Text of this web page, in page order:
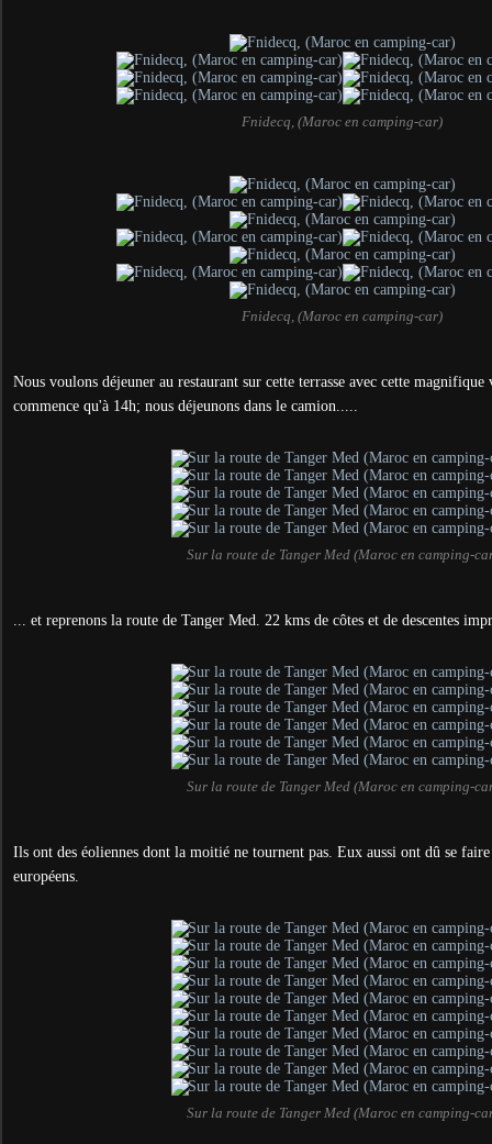
Fnidecq, (Maroc en camping-car)
Fnidecq, (Maroc en camping-car)
Nous voulons déjeuner au restaurant sur cette terrasse avec cette magnifique
commence qu'à 14h; nous déjeunons dans le camion.....
Sur la route de Tanger Med (Maroc en camping-
... et reprenons la route de Tanger Med. 22 kms de côtes et de descentes
Sur la route de Tanger Med (Maroc en camping-
Ils ont des éoliennes dont la moitié ne tournent pas. Eux aussi ont dû se
européens.
Sur la route de Tanger Med (Maroc en camping-